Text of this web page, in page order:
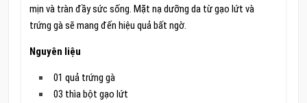
mịn và tràn đầy sức sống. Mặt nạ dưỡng da từ gạo lứt và
trứng gà sẽ mang đến hiệu quả bất ngờ.
Nguyên liệu
01 quả trứng gà
03 thìa bột gạo lứt